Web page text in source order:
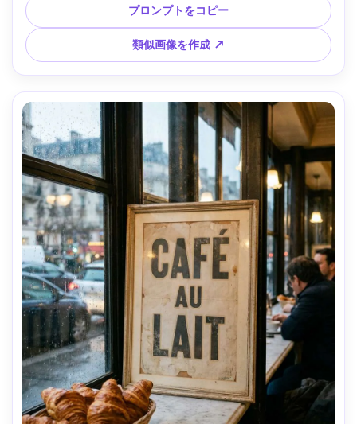
な影、フォトリアルなディテール、ハイレゾ・ウォーターマ
ークなし、やさしい映画風ライティング --ar 4:5
プロンプトをコピー
類似画像を作成 ↗